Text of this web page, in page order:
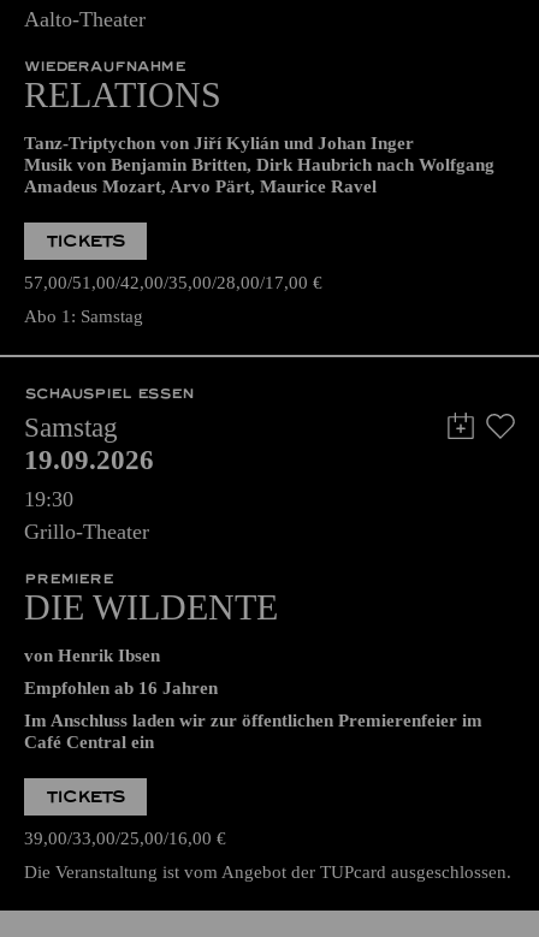
Aalto-Theater
WIEDERAUFNAHME
RELATIONS
Tanz-Triptychon von Jiří Kylián und Johan Inger
Musik von Benjamin Britten, Dirk Haubrich nach Wolfgang
Amadeus Mozart, Arvo Pärt, Maurice Ravel
TICKETS
57,00 51,00 42,00 35,00 28,00 17,00 €
Abo 1: Samstag
SCHAUSPIEL ESSEN
Samstag
19.09.2026
19:30
Grillo-Theater
PREMIERE
DIE WILDENTE
von Henrik Ibsen
Empfohlen ab 16 Jahren
Im Anschluss laden wir zur öffentlichen Premierenfeier im
Café Central ein
TICKETS
39,00 33,00 25,00 16,00 €
Die Veranstaltung ist vom Angebot der TUPcard ausgeschlossen.